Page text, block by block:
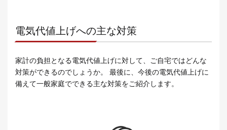
電気代値上げへの主な対策
家計の負担となる電気代値上げに対して、ご自宅ではどんな
対策ができるのでしょうか。 最後に、今後の電気代値上げに
備えて一般家庭でできる主な対策をご紹介します。